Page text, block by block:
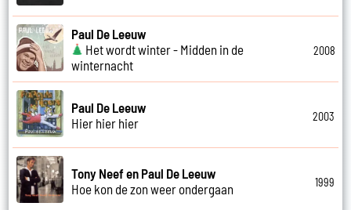
Paul De Leeuw
Het wordt winter - Midden in de
winternacht
2008
Paul De Leeuw
Hier hier hier
2003
Tony Neef en Paul De Leeuw
Hoe kon de zon weer ondergaan
1999